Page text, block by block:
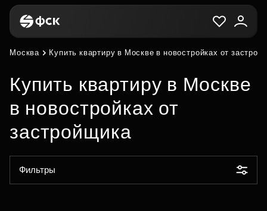
Москва Купить квартиру в Москве в новостройках от
Купить квартиру в Москве
в новостройках от
застройщика
Фильтры